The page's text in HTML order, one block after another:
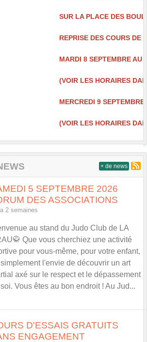
SUR LA PLACE DES
REPRISE DES COURS DE
MARDI 8 SEPTEMBRE AU
(VOIR LES HORAIRES
MERCREDI 9 SEPTEMBRE
(VOIR LES HORAIRES
5 SEPTEMBRE 2026
DES ASSOCIATIONS
2 semaines
au stand du Judo Club de LA
Que vous cherchiez une activité
pour vous-même, pour votre enfant,
l'envie de découvrir un art
axé sur le respect et le dépassement
Vous êtes au bon endroit ! Au Jud...
D'ESSAIS GRATUITS
ENGAGEMENT
+ de news